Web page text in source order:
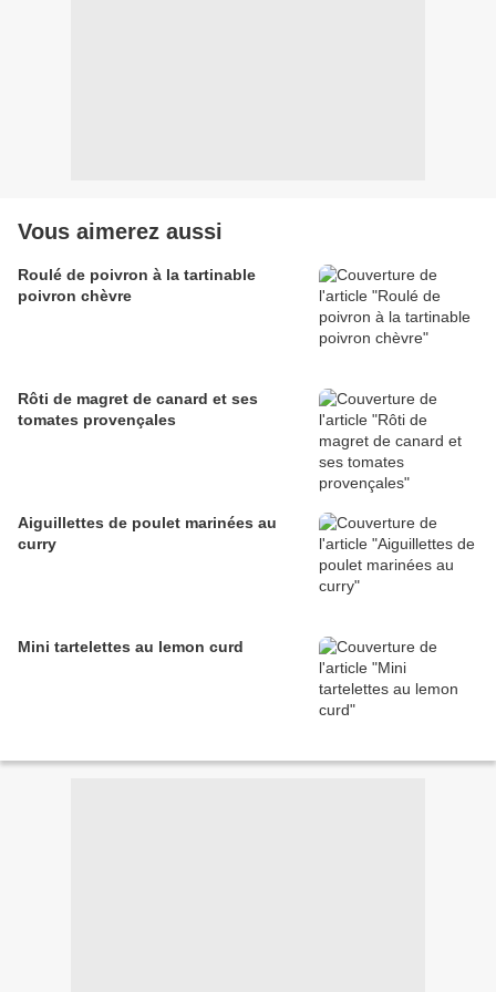
Vous aimerez aussi
Roulé de poivron à la tartinable
poivron chèvre
Rôti de magret de canard et ses
tomates provençales
Aiguillettes de poulet marinées au
curry
Mini tartelettes au lemon curd